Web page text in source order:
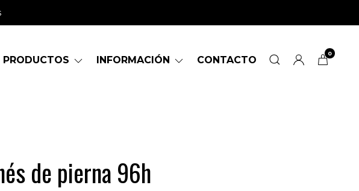
PRODUCTOS INFORMACIÓN CONTACTO
0
de pierna 96h